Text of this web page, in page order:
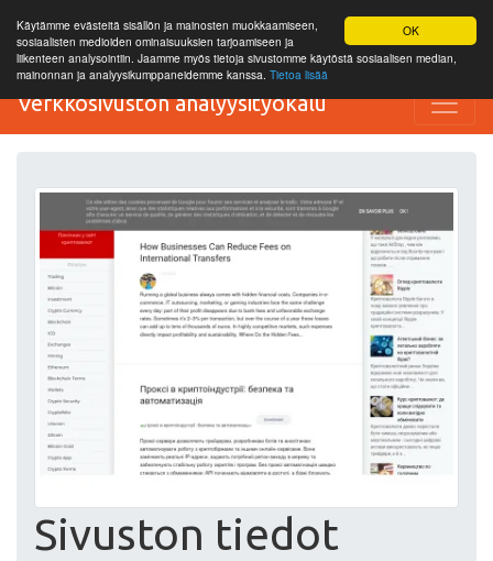
OK
Käytämme evästeitä sisällön ja mainosten muokkaamiseen,
sosiaalisten medioiden ominaisuuksien tarjoamiseen ja
liikenteen analysointiin. Jaamme myös tietoja sivustomme käytöstä sosiaalisen median,
mainonnan ja analyysikumppaneidemme kanssa. Tietoa lisää
Verkkosivuston analyysityökalu
Sivuston tiedot